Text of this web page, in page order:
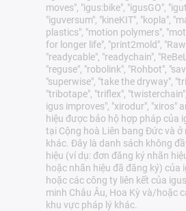
moves", "igus:bike", "igusGO",
"iguversum", "kineKIT", "kopla",
plastics", "motion polymers",
for longer life", "print2mold",
"readycable", "readychain",
"reguse", "robolink", "Rohbot",
"superwise", "take the dryway",
"tribotape", "triflex",
igus improves", "xirodur", "xiros"
hiệu được bảo hộ hợp pháp của
tại Cộng hoà Liên bang Đức và ở
khác. Đây là danh sách không
hiệu (ví dụ: đơn đăng ký nhãn
hoặc nhãn hiệu đã đăng ký) của
hoặc các công ty liên kết của
minh Châu Âu, Hoa Kỳ và/hoặc
khu vực pháp lý khác.